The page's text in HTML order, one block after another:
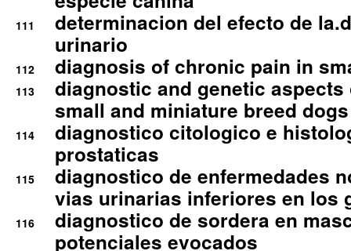
111
determinacion del efecto de
urinario
112 diagnosis of chronic pain in
113
diagnostic and genetic
small and miniature breed
114
diagnostico citologico e
prostaticas
115
diagnostico de enfermedades
vias urinarias inferiores en los
116
diagnostico de sordera en
potenciales evocados